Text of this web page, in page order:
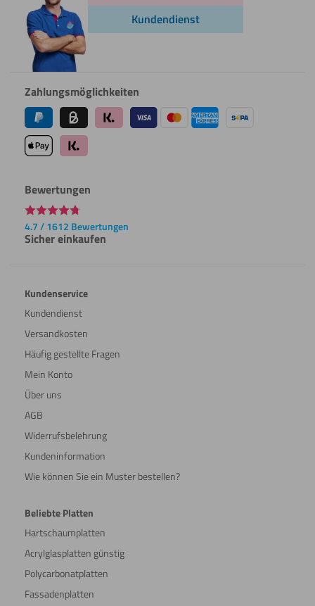
Kundendienst
Zahlungsmöglichkeiten
Bewertungen
4.7 / 1612 Bewertungen
Sicher einkaufen
Kundenservice
Kundendienst
Versandkosten
Häufig gestellte Fragen
Mein Konto
Über uns
AGB
Widerrufsbelehrung
Kundeninformation
Wie können Sie ein Muster bestellen?
Beliebte Platten
Hartschaumplatten
Acrylglasplatten günstig
Polycarbonatplatten
Fassadenplatten